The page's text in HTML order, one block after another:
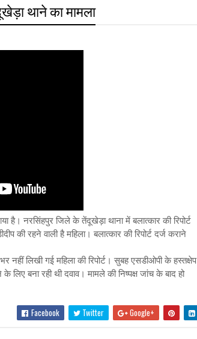
थाने का मामला
नरसिंहपुर जिले के तेंदूखेड़ा थाना में बलात्कार की रिपोर्ट
की रहने वाली है महिला। बलात्कार की रिपोर्ट दर्ज कराने
नहीं लिखी गई महिला की रिपोर्ट। सुबह एसडीओपी के हस्तक्षेप
बना रही थी दवाव। मामले की निष्पक्ष जांच के बाद हो
Facebook Twitter Google+